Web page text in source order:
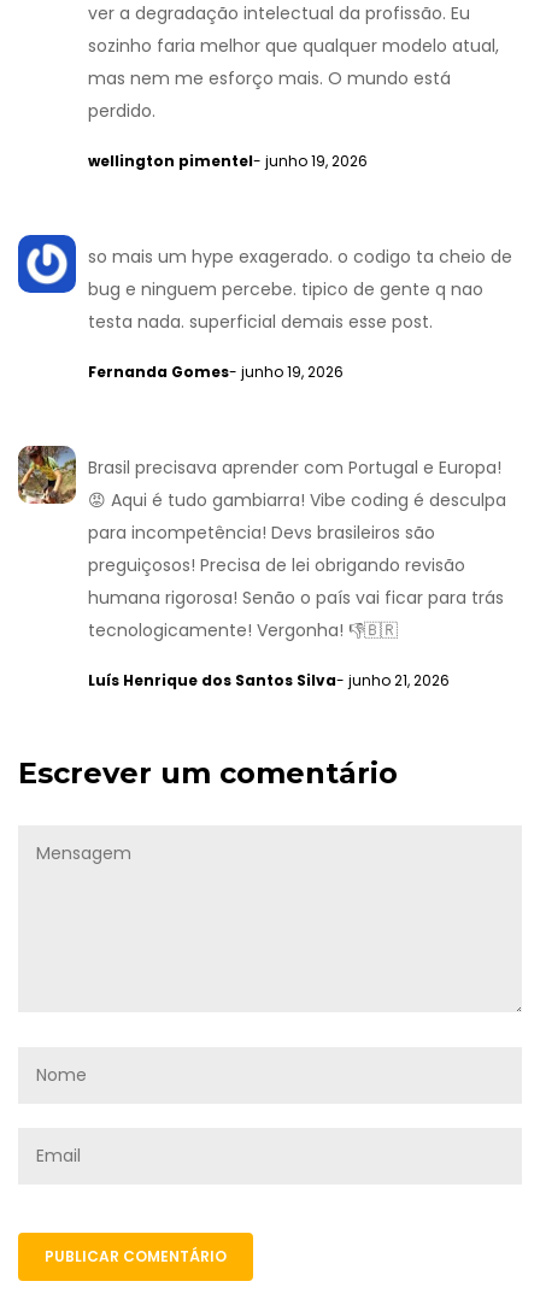
ver a degradação intelectual da profissão. Eu
sozinho faria melhor que qualquer modelo atual,
mas nem me esforço mais. O mundo está
perdido.
wellington pimentel- junho 19, 2026
so mais um hype exagerado. o codigo ta cheio de
bug e ninguem percebe. tipico de gente q nao
testa nada. superficial demais esse post.
Fernanda Gomes- junho 19, 2026
Brasil precisava aprender com Portugal e Europa!
😡 Aqui é tudo gambiarra! Vibe coding é desculpa
para incompetência! Devs brasileiros são
preguiçosos! Precisa de lei obrigando revisão
humana rigorosa! Senão o país vai ficar para trás
tecnologicamente! Vergonha! 👎🇧🇷
Luís Henrique dos Santos Silva- junho 21, 2026
Escrever um comentário
PUBLICAR COMENTÁRIO